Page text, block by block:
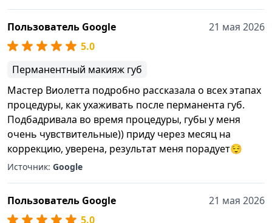
Пользователь Google
21 мая 2026
5.0
Перманентный макияж губ
Мастер Виолетта подробно рассказала о всех этапах
процедуры, как ухаживать после перманента губ.
Подбадривала во время процедуры, губы у меня
очень чувствительные)) приду через месяц на
коррекцию, уверена, результат меня порадует😌
Источник: Google
Пользователь Google
21 мая 2026
5.0